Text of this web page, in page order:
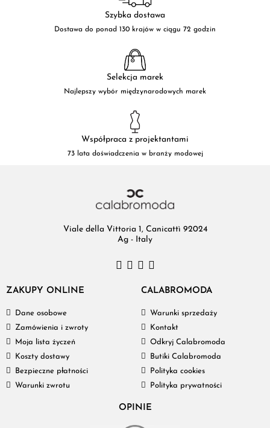
Szybka dostawa
Dostawa do ponad 130 krajów w ciągu 72 godzin
Selekcja marek
Najlepszy wybór międzynarodowych marek
Współpraca z projektantami
73 lata doświadczenia w branży modowej
Viale della Vittoria 1, Canicattì 92024
Ag - Italy
ZAKUPY ONLINE
Dane osobowe
Zamówienia i zwroty
Moja lista życzeń
Koszty dostawy
Bezpieczne płatności
Warunki zwrotu
CALABROMODA
Warunki sprzedaży
Kontakt
Odkryj Calabromoda
Butiki Calabromoda
Polityka cookies
Polityka prywatności
OPINIE